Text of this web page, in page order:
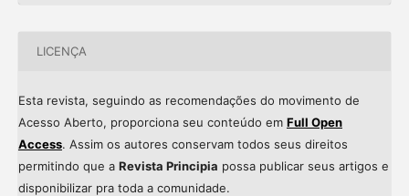
LICENÇA
Esta revista, seguindo as recomendações do movimento de
Acesso Aberto, proporciona seu conteúdo em Full Open
Access. Assim os autores conservam todos seus direitos
permitindo que a Revista Principia possa publicar seus artigos e
disponibilizar pra toda a comunidade.